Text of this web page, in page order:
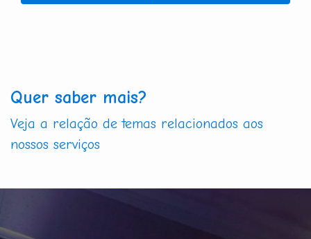
Quer saber mais?
Veja a relação de temas relacionados aos
nossos serviços